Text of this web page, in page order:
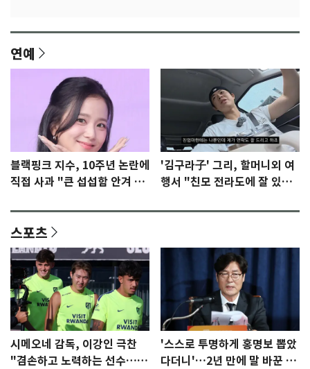
연예
블랙핑크 지수, 10주년 논란에
직접 사과 "큰 섭섭함 안겨 미
'김구라子' 그리, 할머니외 여
행서 "친모 전라도에 잘 있
스포츠
시메오네 감독, 이강인 극찬
"겸손하고 노력하는 선수…좋
'스스로 투명하게 홍명보 뽑았
다더니'…2년 만에 말 바꾼 이